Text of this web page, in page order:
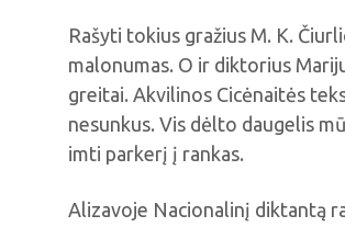
Rašyti tokius gražius M. K.
malonumas. O ir diktorius
greitai. Akvilinos Cicėnaitės
nesunkus. Vis dėlto daugelis
imti parkerį į rankas.
Alizavoje Nacionalinį diktantą